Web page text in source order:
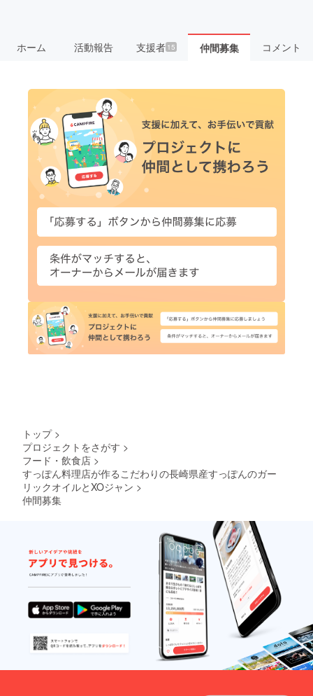
ホーム 活動報告 支援者 15 仲間募集 コメント
トップ >
プロジェクトをさがす >
フード・飲食店 >
すっぽん料理店が作るこだわりの長崎県産すっぽんのガー
リックオイルとXOジャン >
仲間募集